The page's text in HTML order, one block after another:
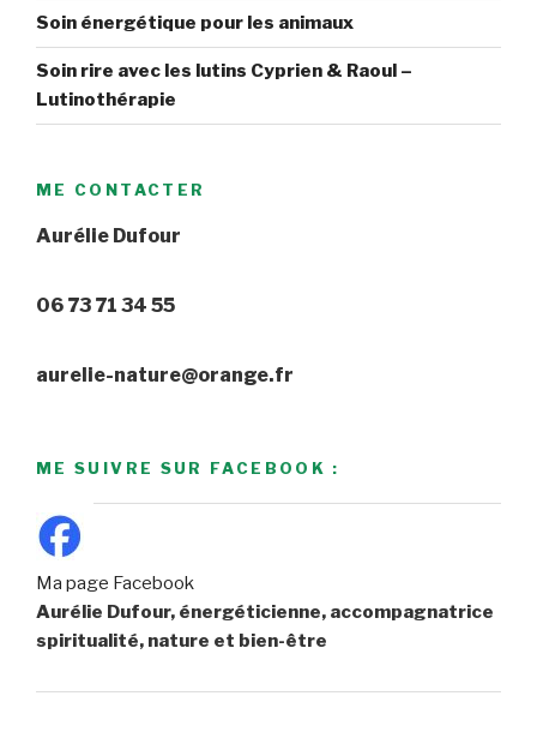
Soin énergétique pour les animaux
Soin rire avec les lutins Cyprien & Raoul –
Lutinothérapie
ME CONTACTER
Aurélie Dufour
06 73 71 34 55
aurelie-nature@orange.fr
ME SUIVRE SUR FACEBOOK :
Ma page Facebook
Aurélie Dufour, énergéticienne, accompagnatrice
spiritualité, nature et bien-être